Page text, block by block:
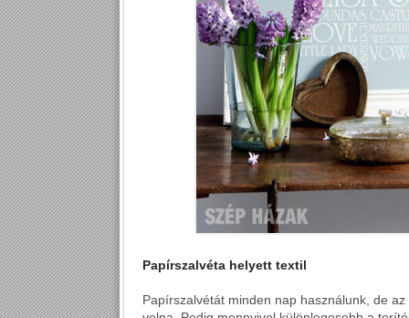
Papírszalvéta helyett textil
Papírszalvétát minden nap használunk, de